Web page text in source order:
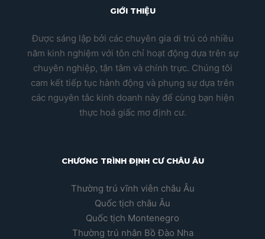
GIỚI THIỆU
Được sáng lập bởi các chuyên gia di trú có nhiều
năm kinh nghiệm với tôn chỉ hoạt động dựa trên sự
chuyên nghiệp, tận tâm và chính trực. Chúng tôi
cam kết tiếp tục hành động và phụng sự dựa trên
các nguyên tắc kinh doanh này để cùng bạn hiện
thực hoá giấc mơ định cư.
CHƯƠNG TRÌNH ĐỊNH CƯ CHÂU ÂU
Thường trú vĩnh viễn châu Âu
Quốc tịch châu Âu
Quốc tịch Montenegro
Thường trú nhân Bồ Đào Nha